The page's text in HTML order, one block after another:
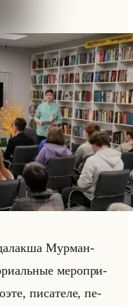
Мур­ман­
ме­ро­при­
пи­са­те­ле, пе­